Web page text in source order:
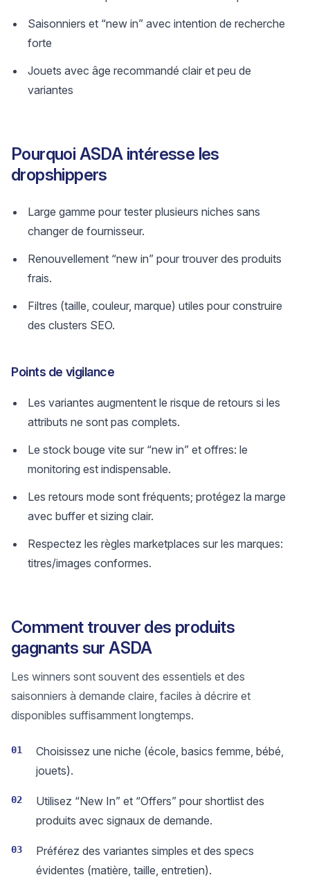
Saisonniers et “new in” avec intention de recherche
forte
Jouets avec âge recommandé clair et peu de
variantes
Pourquoi ASDA intéresse les
dropshippers
Large gamme pour tester plusieurs niches sans
changer de fournisseur.
Renouvellement “new in” pour trouver des produits
frais.
Filtres (taille, couleur, marque) utiles pour construire
des clusters SEO.
Points de vigilance
Les variantes augmentent le risque de retours si les
attributs ne sont pas complets.
Le stock bouge vite sur “new in” et offres: le
monitoring est indispensable.
Les retours mode sont fréquents; protégez la marge
avec buffer et sizing clair.
Respectez les règles marketplaces sur les marques:
titres/images conformes.
Comment trouver des produits
gagnants sur ASDA
Les winners sont souvent des essentiels et des
saisonniers à demande claire, faciles à décrire et
disponibles suffisamment longtemps.
01
Choisissez une niche (école, basics femme, bébé,
jouets).
02
Utilisez “New In” et “Offers” pour shortlist des
produits avec signaux de demande.
03
Préférez des variantes simples et des specs
évidentes (matière, taille, entretien).